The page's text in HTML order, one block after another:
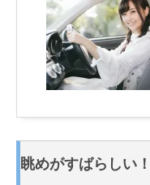
眺めがすばらしい